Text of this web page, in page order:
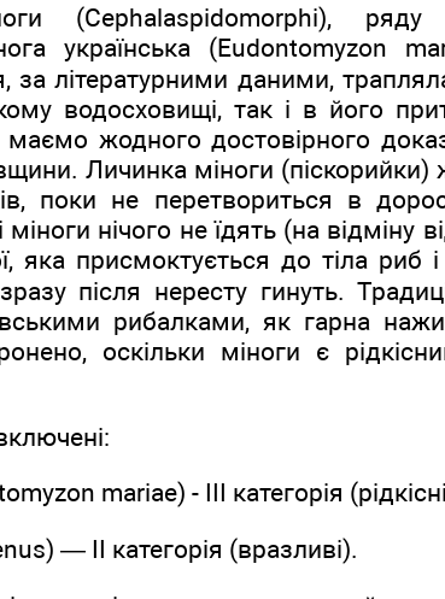
(Cephalaspidomorphi), ряду
українська (Eudontomyzon
за літературними даними,
водосховищі, так і в його
жодного достовірного
Личинка міноги
поки не перетвориться в
нічого не їдять (на відміну
яка присмоктується до тіла риб
після нересту гинуть.
рибалками, як гарна
оскільки міноги є
mariae) - ІІІ категорія
— ІІ категорія (вразливі).